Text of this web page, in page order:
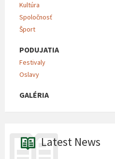
Kultúra
Spoločnosť
Šport
PODUJATIA
Festivaly
Oslavy
GALÉRIA
Latest News